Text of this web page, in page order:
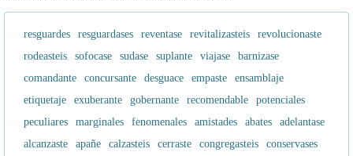
resguardes resguardases reventase revitalizasteis
revolucionaste
rodeasteis
sofocase sudase suplante viajase
barnizase
comandante
concursante desguace empaste
ensamblaje
etiquetaje
exuberante gobernante recomendable
potenciales
peculiares
marginales fenomenales amistades abates
adelantase
alcanzaste
apañe calzasteis cerraste congregasteis
conservases